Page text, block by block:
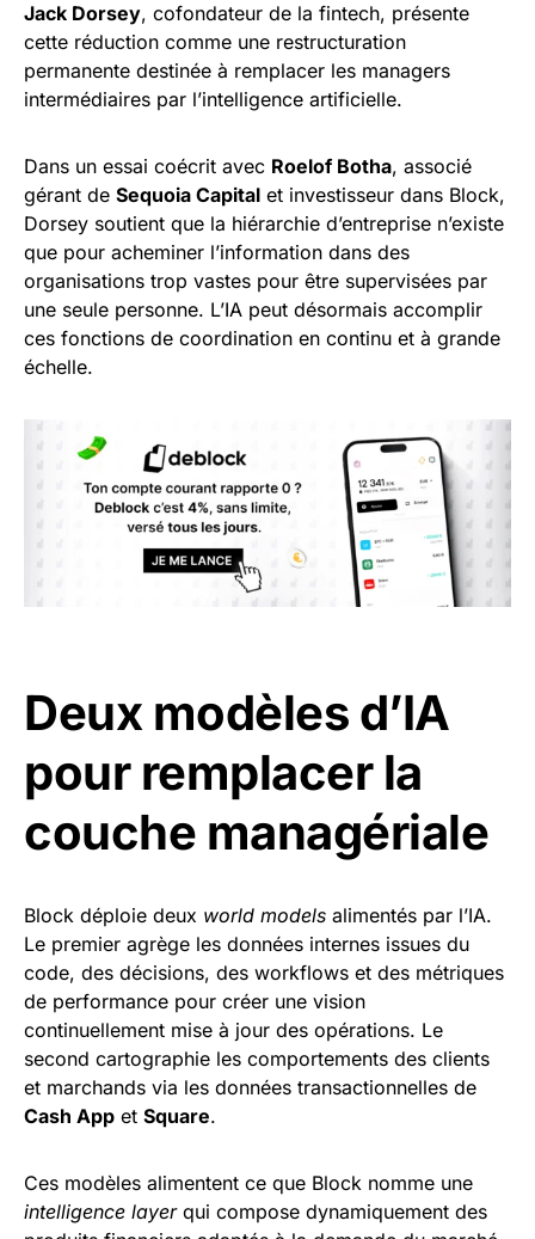
Jack Dorsey, cofondateur de la fintech, présente
cette réduction comme une restructuration
permanente destinée à remplacer les managers
intermédiaires par l’intelligence artificielle.
Dans un essai coécrit avec Roelof Botha, associé
gérant de Sequoia Capital et investisseur dans Block,
Dorsey soutient que la hiérarchie d’entreprise n’existe
que pour acheminer l’information dans des
organisations trop vastes pour être supervisées par
une seule personne. L’IA peut désormais accomplir
ces fonctions de coordination en continu et à grande
échelle.
Deux modèles d’IA
pour remplacer la
couche managériale
Block déploie deux world models alimentés par l’IA.
Le premier agrège les données internes issues du
code, des décisions, des workflows et des métriques
de performance pour créer une vision
continuellement mise à jour des opérations. Le
second cartographie les comportements des clients
et marchands via les données transactionnelles de
Cash App et Square.
Ces modèles alimentent ce que Block nomme une
intelligence layerqui compose dynamiquement des